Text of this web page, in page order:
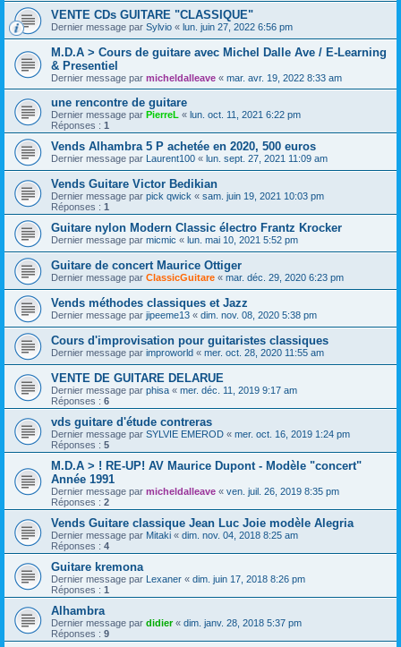
VENTE CDs GUITARE "CLASSIQUE"
Dernier message par Sylvio « lun. juin 27, 2022 6:56 pm
M.D.A > Cours de guitare avec Michel Dalle Ave / E-Learning
& Presentiel
Dernier message par micheldalleave « mar. avr. 19, 2022 8:33 am
une rencontre de guitare
Dernier message par PierreL « lun. oct. 11, 2021 6:22 pm
Réponses : 1
Vends Alhambra 5 P achetée en 2020, 500 euros
Dernier message par Laurent100 « lun. sept. 27, 2021 11:09 am
Vends Guitare Victor Bedikian
Dernier message par pick qwick « sam. juin 19, 2021 10:03 pm
Réponses : 1
Guitare nylon Modern Classic électro Frantz Krocker
Dernier message par micmic « lun. mai 10, 2021 5:52 pm
Guitare de concert Maurice Ottiger
Dernier message par ClassicGuitare « mar. déc. 29, 2020 6:23 pm
Vends méthodes classiques et Jazz
Dernier message par jipeeme13 « dim. nov. 08, 2020 5:38 pm
Cours d'improvisation pour guitaristes classiques
Dernier message par improworld « mer. oct. 28, 2020 11:55 am
VENTE DE GUITARE DELARUE
Dernier message par phisa « mer. déc. 11, 2019 9:17 am
Réponses : 6
vds guitare d'étude contreras
Dernier message par SYLVIE EMEROD « mer. oct. 16, 2019 1:24 pm
Réponses : 5
M.D.A > ! RE-UP! AV Maurice Dupont - Modèle "concert"
Année 1991
Dernier message par micheldalleave « ven. juil. 26, 2019 8:35 pm
Réponses : 2
Vends Guitare classique Jean Luc Joie modèle Alegria
Dernier message par Mitaki « dim. nov. 04, 2018 8:25 am
Réponses : 4
Guitare kremona
Dernier message par Lexaner « dim. juin 17, 2018 8:26 pm
Réponses : 1
Alhambra
Dernier message par didier« dim. janv. 28, 2018 5:37 pm
Réponses : 9